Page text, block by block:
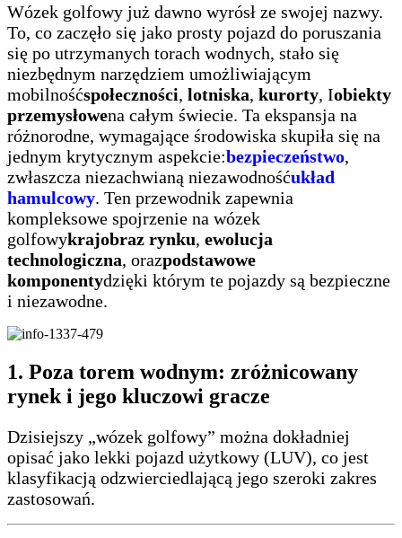
Wózek golfowy już dawno wyrósł ze swojej nazwy.
To, co zaczęło się jako prosty pojazd do poruszania
się po utrzymanych torach wodnych, stało się
niezbędnym narzędziem umożliwiającym
mobilnośćspołeczności, lotniska, kurorty, Iobiekty
przemysłowena całym świecie. Ta ekspansja na
różnorodne, wymagające środowiska skupiła się na
jednym krytycznym aspekcie:bezpieczeństwo,
zwłaszcza niezachwianą niezawodnośćukład
hamulcowy. Ten przewodnik zapewnia
kompleksowe spojrzenie na wózek
golfowykrajobraz rynku, ewolucja
technologiczna, orazpodstawowe
komponentydzięki którym te pojazdy są bezpieczne
i niezawodne.
1. Poza torem wodnym: zróżnicowany
rynek i jego kluczowi gracze
Dzisiejszy „wózek golfowy” można dokładniej
opisać jako lekki pojazd użytkowy (LUV), co jest
klasyfikacją odzwierciedlającą jego szeroki zakres
zastosowań.